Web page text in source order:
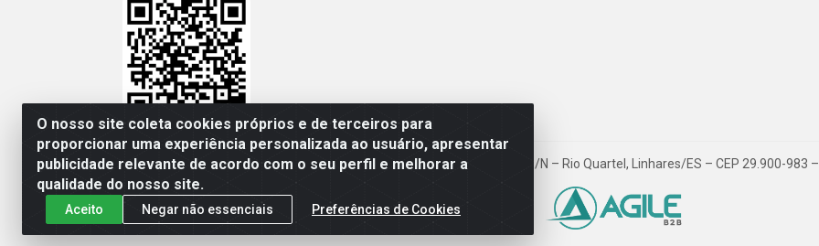
O nosso site coleta cookies próprios e de terceiros para
proporcionar uma experiência personalizada ao usuário, apresentar
publicidade relevante de acordo com o seu perfil e melhorar a
qualidade do nosso site.
Aceito Negar não essenciais Preferências de Cookies
Cescom Distribuidor - Rodovia BR 101, Km 163, S/N – Rio Quartel, Linhares/ES – CEP 29.900-983